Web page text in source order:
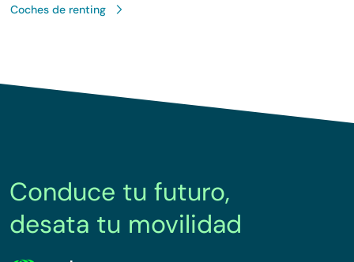
Lo sentimos, no sabemos como te
hemos traido hasta aquí.
estás buscando en alguno de estos
enlaces: